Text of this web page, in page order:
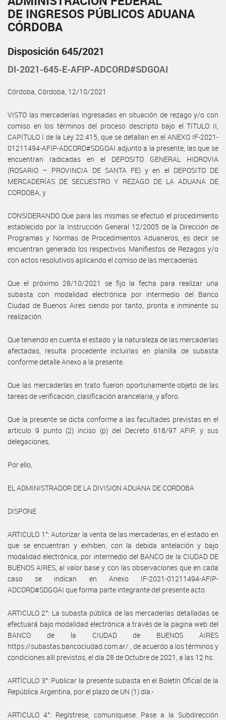
DE INGRESOS PÚBLICOS ADUANA
CÓRDOBA
Disposición 645/2021
DI-2021-645-E-AFIP-ADCORD#SDGOAI
Córdoba, Córdoba, 12/10/2021
VISTO las mercaderías ingresadas en situación de rezago y/o con
comiso en los términos del proceso descripto bajo el TITULO II,
CAPITULO I de la Ley 22.415, que se detallan en el ANEXO IF-2021-
01211494-AFIP-ADCORD#SDGOAI adjunto a la presente, las que se
encuentran radicadas en el DEPOSITO GENERAL HIDROVIA
(ROSARIO – PROVINCIA DE SANTA FE) y en el DEPOSITO DE
MERCADERÍAS DE SECUESTRO Y REZAGO DE LA ADUANA DE
CORDOBA; y
CONSIDERANDO Que para las mismas se efectuó el procedimiento
establecido por la Instrucción General 12/2005 de la Dirección de
Programas y Normas de Procedimientos Aduaneros, es decir se
encuentran generado los respectivos Manifiestos de Rezagos y/o
con actos resolutivos aplicando el comiso de las mercaderías.
Que el próximo 28/10/2021 se fijo la fecha para realizar una
subasta con modalidad electrónica por intermedio del Banco
Ciudad de Buenos Aires siendo por tanto, pronta e inminente su
realización.
Que teniendo en cuenta el estado y la naturaleza de las mercaderías
afectadas, resulta procedente incluirlas en planilla de subasta
conforme detalle Anexo a la presente.
Que las mercaderías en trato fueron oportunamente objeto de las
tareas de verificación, clasificación arancelaria, y aforo.
Que la presente se dicta conforme a las facultades previstas en el
artículo 9 punto (2) inciso (p) del Decreto 618/97 AFIP, y sus
delegaciones,
Por ello,
EL ADMINISTRADOR DE LA DIVISION ADUANA DE CORDOBA
DISPONE
ARTICULO 1°: Autorizar la venta de las mercaderías, en el estado en
que se encuentran y exhiben, con la debida antelación y bajo
modalidad electrónica, por intermedio del BANCO de la CIUDAD DE
BUENOS AIRES, al valor base y con las observaciones que en cada
caso se indican en Anexo IF-2021-01211494-AFIP-
ADCORD#SDGOAI que forma parte integrante del presente acto.
ARTICULO 2°: La subasta pública de las mercaderías detalladas se
efectuará bajo modalidad electrónica a través de la pagina web del
BANCO de la CIUDAD de BUENOS AIRES
https://subastas.bancociudad.com.ar/ , de acuerdo a los términos y
condiciones allí previstos, el día 28 de Octubre de 2021, a las 12 hs.
ARTÍCULO 3°: Publicar la presente subasta en el Boletín Oficial de la
República Argentina, por el plazo de UN (1) día.-
ARTICULO 4°: Regístrese, comuníquese. Pase a la Subdirección